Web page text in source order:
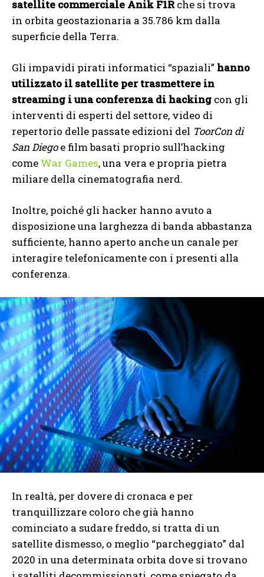
satellite commerciale Anik F1Rche si trova
in orbita geostazionaria a 35.786 km dalla
superficie della Terra.
Gli impavidi pirati informatici “spaziali” hanno
utilizzato il satellite per trasmettere in
streaming i una conferenza di hacking con gli
interventi di esperti del settore, video di
repertorio delle passate edizioni del ToorCon di
San Diegoe film basati proprio sull’hacking
come War Games, una vera e propria pietra
miliare della cinematografia nerd.
Inoltre, poiché gli hacker hanno avuto a
disposizione una larghezza di banda abbastanza
sufficiente, hanno aperto anche un canale per
interagire telefonicamente con i presenti alla
conferenza.
In realtà, per dovere di cronaca e per
tranquillizzare coloro che già hanno
cominciato a sudare freddo, si tratta di un
satellite dismesso, o meglio “parcheggiato” dal
2020 in una determinata orbita dove si trovano